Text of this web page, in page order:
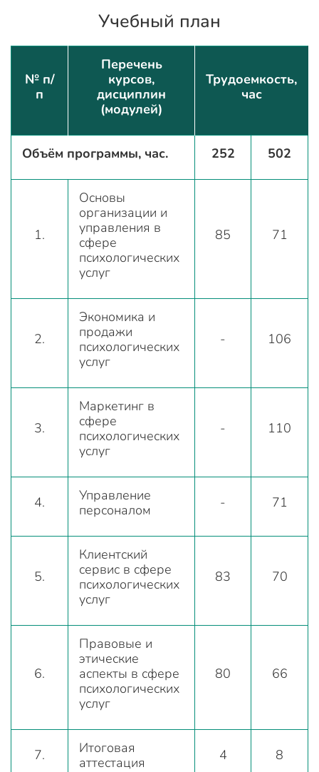
Учебный план
№ п/
п
Перечень
курсов,
дисциплин
(модулей)
Трудоемкость,
час
Объём программы, час. 252 502
1.
Основы
организации и
управления в
сфере
психологических
услуг
85 71
2.
Экономика и
продажи
психологических
услуг
- 106
3.
Маркетинг в
сфере
психологических
услуг
- 110
4.
Управление
персоналом
- 71
5.
Клиентский
сервис в сфере
психологических
услуг
83 70
6.
Правовые и
этические
аспекты в сфере
психологических
услуг
80 66
7.
Итоговая
аттестация
4 8